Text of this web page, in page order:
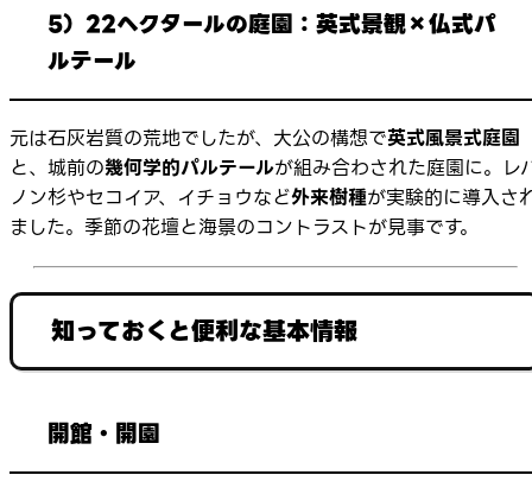
5）22ヘクタールの庭園：英式景観×仏式パ
ルテール
元は石灰岩質の荒地でしたが、大公の構想で英式風景式庭園
と、城前の幾何学的パルテールが組み合わされた庭園に。レ
ノン杉やセコイア、イチョウなど外来樹種が実験的に導入さ
ました。季節の花壇と海景のコントラストが見事です。
知っておくと便利な基本情報
開館・開園